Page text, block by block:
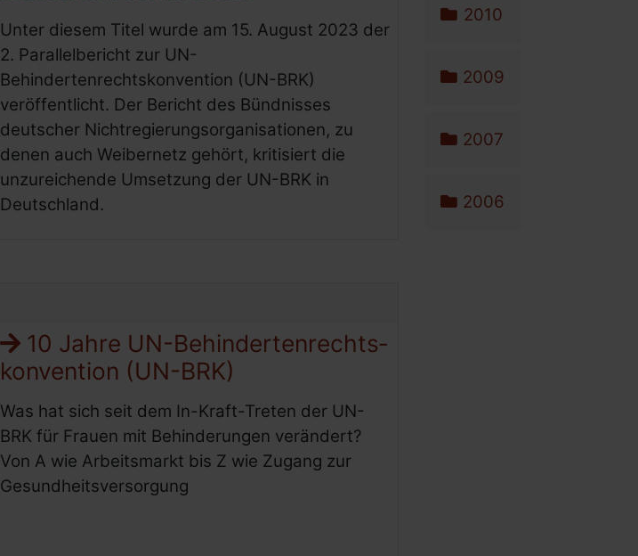
Unter diesem Titel wurde am 15. August 2023 der
2. Parallelbericht zur UN-
Behindertenrechtskonvention (UN-BRK)
veröffentlicht. Der Bericht des Bündnisses
deutscher Nichtregierungsorganisationen, zu
denen auch Weibernetz gehört, kritisiert die
unzureichende Umsetzung der UN-BRK in
Deutschland.
10 Jahre UN-Behindertenrechts­
konvention (UN-BRK)
Was hat sich seit dem In-Kraft-Treten der UN-
BRK für Frauen mit Behinderungen verändert?
Von A wie Arbeitsmarkt bis Z wie Zugang zur
Gesundheitsversorgung
2010
2009
2007
2006